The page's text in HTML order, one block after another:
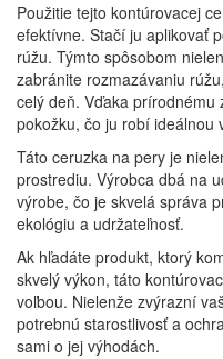
Použitie tejto kontúrovacej
efektívne. Stačí ju aplikovať
rúžu. Týmto spôsobom
zabránite rozmazávaniu
celý deň. Vďaka prírodnému
pokožku, čo ju robí ideálnou
Táto ceruzka na pery je
prostrediu. Výrobca dbá na
výrobe, čo je skvelá správa
ekológiu a udržateľnosť.
Ak hľadáte produkt, ktorý
skvelý výkon, táto
voľbou. Nielenže zvýrazní
potrebnú starostlivosť a
sami o jej výhodách.